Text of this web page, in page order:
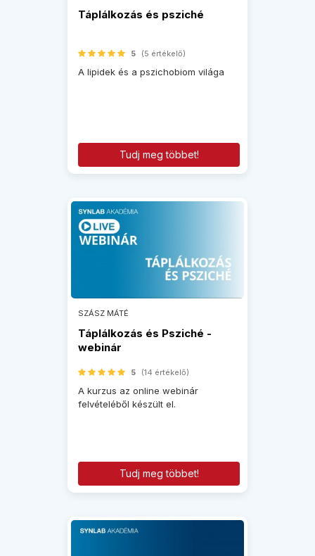
Táplálkozás és psziché
5 (5 értékelő)
A lipidek és a pszichobiom világa
Tudj meg többet!
SZÁSZ MÁTÉ
Táplálkozás és Psziché -
webinár
5 (14 értékelő)
A kurzus az online webinár
felvételéből készült el.
Tudj meg többet!